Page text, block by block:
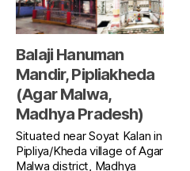
Balaji Hanuman
Mandir, Pipliakheda
(Agar Malwa,
Madhya Pradesh)
Situated near Soyat Kalan in
Pipliya/Kheda village of Agar
Malwa district, Madhya